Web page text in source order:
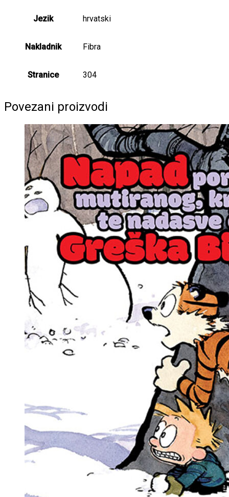
Jezik hrvatski
Nakladnik Fibra
Stranice 304
Povezani proizvodi